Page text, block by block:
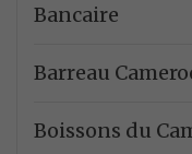
Bancaire
Barreau
Boissons du